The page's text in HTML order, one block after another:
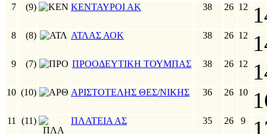
7 (9) ΚΕΝΤΑΥΡΟΙ ΑΚ 38 26 12
8 (8) ΑΤΛΑΣ ΑΟΚ 38 26 12
9 (7) ΠΡΟΟΔΕΥΤΙΚΗ ΤΟΥΜΠΑΣ 38 26 12
10 (10) ΑΡΙΣΤΟΤΕΛΗΣ ΘΕΣ/ΝΙΚΗΣ 36 26 10
11 (11) ΠΛΑΤΕΙΑ ΑΣ 35 26 9